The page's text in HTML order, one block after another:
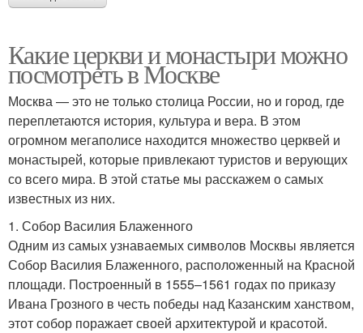
Какие церкви и монастыри можно
посмотреть в Москве
Москва — это не только столица России, но и город, где
переплетаются история, культура и вера. В этом
огромном мегаполисе находится множество церквей и
монастырей, которые привлекают туристов и верующих
со всего мира. В этой статье мы расскажем о самых
известных из них.
1. Собор Василия Блаженного
Одним из самых узнаваемых символов Москвы является
Собор Василия Блаженного, расположенный на Красной
площади. Построенный в 1555–1561 годах по приказу
Ивана Грозного в честь победы над Казанским ханством,
этот собор поражает своей архитектурой и красотой.